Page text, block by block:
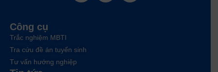
Công cụ
Trắc nghiệm MBTI
Tra cứu đề án tuyển sinh
Tư vấn hướng nghiệp